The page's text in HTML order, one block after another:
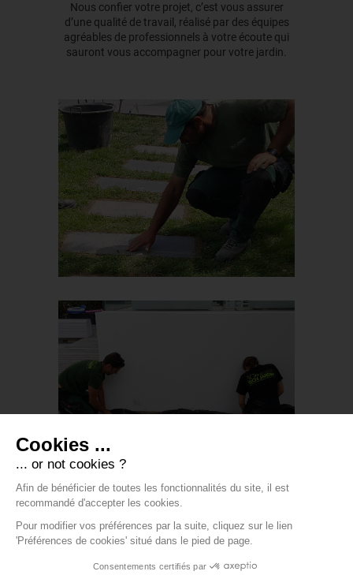
Nous confier votre projet, c’est vous assurer
d’une qualité de travail, réalisé par des équipes
agréables de professionnels à votre écoute qui
sauront vous accompagner pour votre jardin.
Ch. de Blémant 27 – 1245 COLLONGE
BELLERIVE
- Mentions légales
Contact
- Modifier les cookies